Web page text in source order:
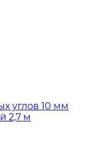
углов 10 мм
2,7 м